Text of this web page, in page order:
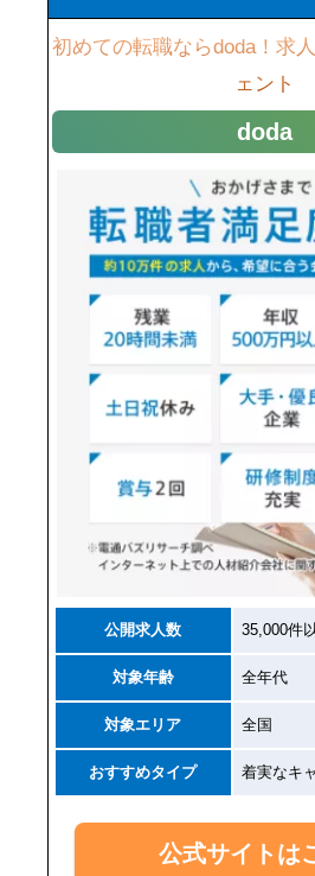
初めての転職ならdoda！求
ェント
doda
公開求人数 35,000件
対象年齢 全年代
対象エリア 全国
おすすめタイプ 着実なキ
公式サイトは